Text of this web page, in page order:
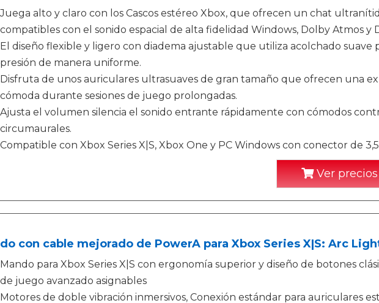
Juega alto y claro con los Cascos estéreo Xbox, que ofrecen un chat
compatibles con el sonido espacial de alta fidelidad Windows, Dolby Atmos y
El diseño flexible y ligero con diadema ajustable que utiliza acolchado suave
presión de manera uniforme.
Disfruta de unos auriculares ultrasuaves de gran tamaño que ofrecen una
cómoda durante sesiones de juego prolongadas.
Ajusta el volumen silencia el sonido entrante rápidamente con cómodos
circumaurales.
Compatible con Xbox Series X|S, Xbox One y PC Windows con conector de
Ver
con cable mejorado de PowerA para Xbox Series X|S: Arc
Mando para Xbox Series X|S con ergonomía superior y diseño de botones
de juego avanzado asignables
Motores de doble vibración inmersivos, Conexión estándar para auriculares